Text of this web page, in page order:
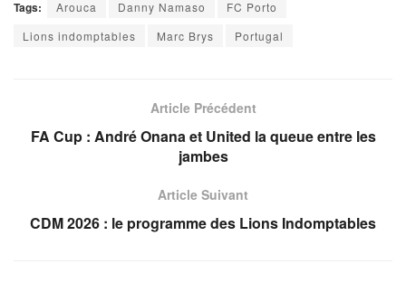
Tags: Arouca Danny Namaso
FC Porto
Lions indomptables
Marc Brys Portugal
Article Précédent
FA Cup : André Onana et United la queue entre les
jambes
Article Suivant
CDM 2026 : le programme des Lions Indomptables